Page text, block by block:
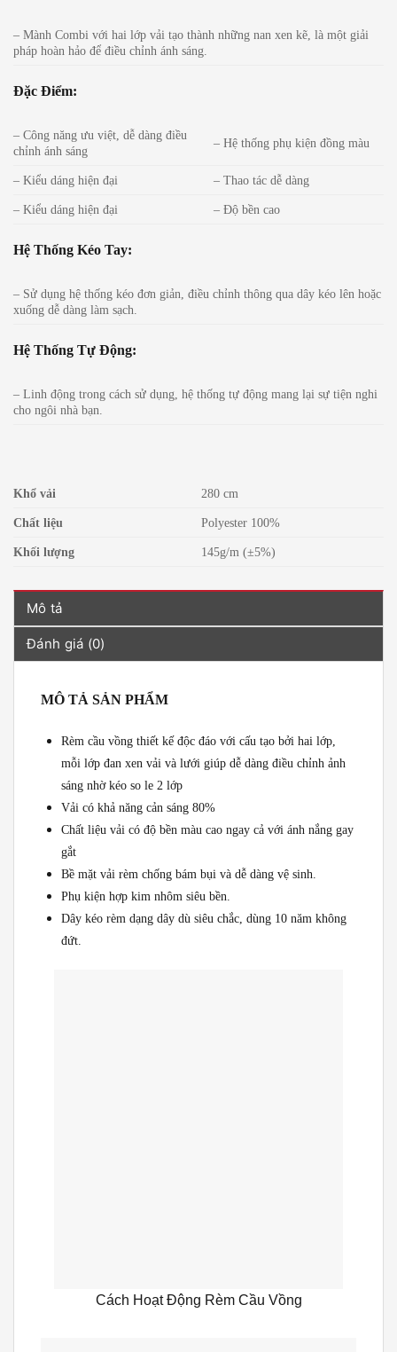
– Mành Combi với hai lớp vải tạo thành những nan xen kẽ, là một giải
pháp hoàn hảo để điều chỉnh ánh sáng.
Đặc Điểm:
– Công năng ưu việt, dễ dàng điều
chỉnh ánh sáng
– Hệ thống phụ kiện đồng màu
– Kiểu dáng hiện đại – Thao tác dễ dàng
– Kiểu dáng hiện đại – Độ bền cao
Hệ Thống Kéo Tay:
– Sử dụng hệ thống kéo đơn giản, điều chỉnh thông qua dây kéo lên hoặc
xuống dễ dàng làm sạch.
Hệ Thống Tự Động:
– Linh động trong cách sử dụng, hệ thống tự động mang lại sự tiện nghi
cho ngôi nhà bạn.
Khổ vải 280 cm
Chất liệu Polyester 100%
Khối lượng 145g/m (±5%)
Mô tả
Đánh giá (0)
MÔ TẢ SẢN PHẨM
Rèm cầu vồng thiết kế độc đáo với cấu tạo bởi hai lớp,
mỗi lớp đan xen vải và lưới giúp dễ dàng điều chỉnh ảnh
sáng nhờ kéo so le 2 lớp
Vải có khả năng cản sáng 80%
Chất liệu vải có độ bền màu cao ngay cả với ánh nắng gay
gắt
Bề mặt vải rèm chống bám bụi và dễ dàng vệ sinh.
Phụ kiện hợp kim nhôm siêu bền.
Dây kéo rèm dạng dây dù siêu chắc, dùng 10 năm không
đứt.
Cách Hoạt Động Rèm Cầu Vồng